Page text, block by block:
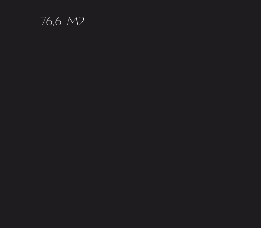
76,6 М2